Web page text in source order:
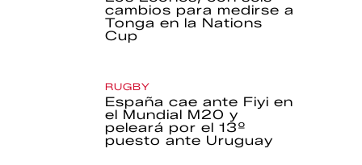
cambios para medirse a
Tonga en la Nations
Cup
RUGBY
España cae ante Fiyi en
el Mundial M20 y
peleará por el 13º
puesto ante Uruguay